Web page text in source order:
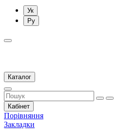
Ук
Ру
Каталог
Кабінет
Порівняння
Закладки